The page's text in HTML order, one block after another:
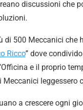
discussioni che
di 500 Meccanici che
Ricco” dove
e il proprio
Meccanici leggessero
a crescere ogni